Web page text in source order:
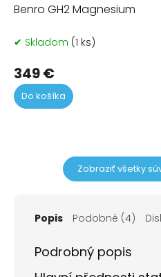
Benro GH2 Magnesium
✔ Skladom (1 ks)
349 €
Do košíka
Zobraziť všetky
Popis Podobné (4)
Podrobný popis